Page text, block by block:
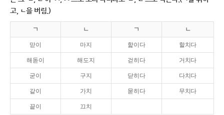
고, ㄴ을 버림.)
ㄱ ㄴ ㄱ ㄴ
맏이 마지 핥이다 할치다
해돋이 해도지 걷히다 거치다
굳이 구지 닫히다 다치다
같이 가치 묻히다 무치다
끝이 끄치